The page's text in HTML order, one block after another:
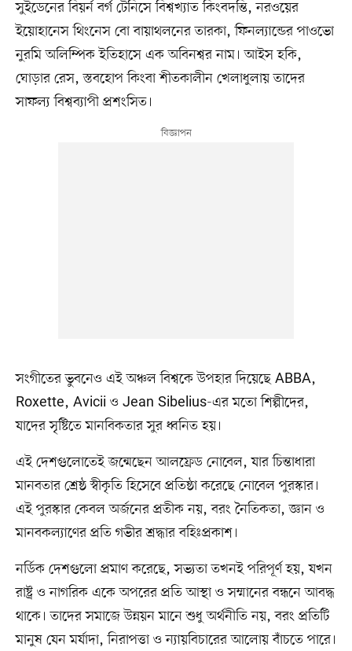
সুইডেনের বিয়র্ন বর্গ টেনিসে বিশ্বখ্যাত কিংবদন্তি, নরওয়ের
ইয়োহানেস থিংনেস বো বায়াথলনের তারকা, ফিনল্যান্ডের পাওভো
নুরমি অলিম্পিক ইতিহাসে এক অবিনশ্বর নাম। আইস হকি,
ঘোড়ার রেস, স্তবহোপ কিংবা শীতকালীন খেলাধুলায় তাদের
সাফল্য বিশ্বব্যাপী প্রশংসিত।
সংগীতের ভুবনেও এই অঞ্চল বিশ্বকে উপহার দিয়েছে ABBA,
Roxette, Avicii ও Jean Sibelius-এর মতো শিল্পীদের,
যাদের সৃষ্টিতে মানবিকতার সুর ধ্বনিত হয়।
এই দেশগুলোতেই জন্মেছেন আলফ্রেড নোবেল, যার চিন্তাধারা
মানবতার শ্রেষ্ঠ স্বীকৃতি হিসেবে প্রতিষ্ঠা করেছে নোবেল পুরস্কার।
এই পুরস্কার কেবল অর্জনের প্রতীক নয়, বরং নৈতিকতা, জ্ঞান ও
মানবকল্যাণের প্রতি গভীর শ্রদ্ধার বহিঃপ্রকাশ।
নর্ডিক দেশগুলো প্রমাণ করেছে, সভ্যতা তখনই পরিপূর্ণ হয়, যখন
রাষ্ট্র ও নাগরিক একে অপরের প্রতি আস্থা ও সম্মানের বন্ধনে আবদ্ধ
থাকে। তাদের সমাজে উন্নয়ন মানে শুধু অর্থনীতি নয়, বরং প্রতিটি
মানুষ যেন মর্যাদা, নিরাপত্তা ও ন্যায়বিচারের আলোয় বাঁচতে পারে।